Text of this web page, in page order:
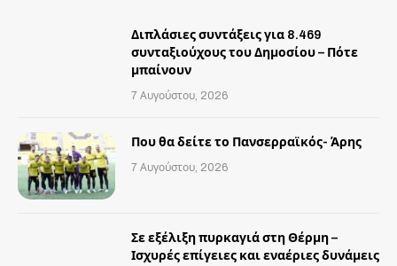
Διπλάσιες συντάξεις για 8.469
συνταξιούχους του Δημοσίου – Πότε
μπαίνουν
7 Αυγούστου, 2026
Που θα δείτε το Πανσερραϊκός- Άρης
7 Αυγούστου, 2026
Σε εξέλιξη πυρκαγιά στη Θέρμη –
Ισχυρές επίγειες και εναέριες δυνάμεις